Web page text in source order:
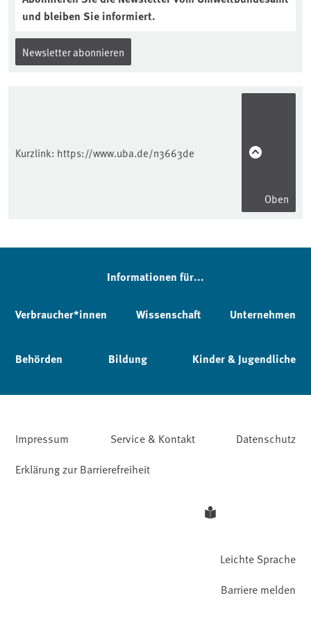
und bleiben Sie informiert.
Newsletter abonnieren
Kurzlink: https://www.uba.de/n3663de
Oben
Informationen für...
Verbraucher*innen Wissenschaft Unternehmen
Behörden Bildung Kinder & Jugendliche
Impressum Service & Kontakt
Datenschutz
Erklärung zur Barrierefreiheit
Leichte Sprache
Barriere melden